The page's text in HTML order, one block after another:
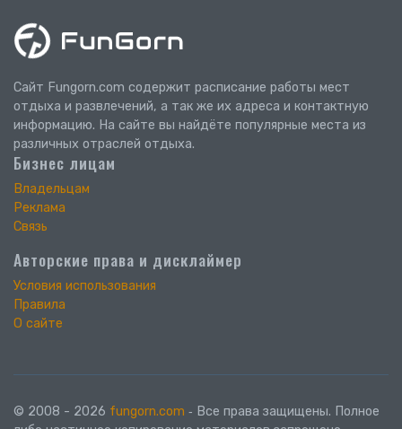
Сайт Fungorn.com содержит расписание работы мест
отдыха и развлечений, а так же их адреса и контактную
информацию. На сайте вы найдёте популярные места из
различных отраслей отдыха.
Бизнес лицам
Владельцам
Реклама
Связь
Авторские права и дисклаймер
Условия использования
Правила
О сайте
© 2008 - 2026 fungorn.com ‐ Все права защищены. Полное